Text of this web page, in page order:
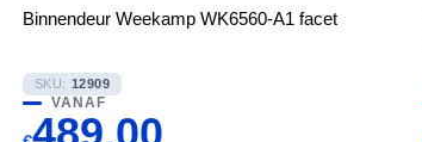
Binnendeur Weekamp WK6560-A1 facet
SKU: 12909
VANAF